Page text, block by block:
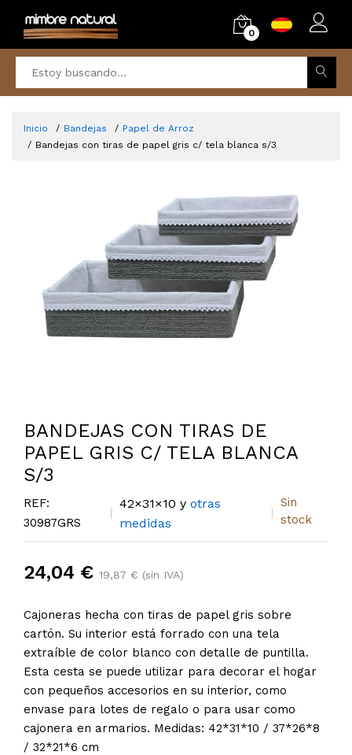
0
Inicio Bandejas
Papel de Arroz
Bandejas con tiras de papel gris c/ tela blanca s/3
BANDEJAS CON TIRAS DE
PAPEL GRIS C/ TELA BLANCA
S/3
REF:
30987GRS
42×31×10 yotras
medidas
Sin
stock
24,04 € 19,87 € (sin IVA)
Cajoneras hecha con tiras de papel gris sobre
cartón. Su interior está forrado con una tela
extraíble de color blanco con detalle de puntilla.
Esta cesta se puede utilizar para decorar el hogar
con pequeños accesorios en su interior, como
envase para lotes de regalo o para usar como
cajonera en armarios. Medidas: 42*31*10 / 37*26*8
/ 32*21*6 cm